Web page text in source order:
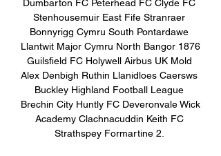
Dumbarton FC Peterhead FC Clyde FC
Stenhousemuir East Fife Stranraer
Bonnyrigg Cymru South Pontardawe
Llantwit Major Cymru North Bangor 1876
Guilsfield FC Holywell Airbus UK Mold
Alex Denbigh Ruthin Llanidloes Caersws
Buckley Highland Football League
Brechin City Huntly FC Deveronvale Wick
Academy Clachnacuddin Keith FC
Strathspey Formartine 2.